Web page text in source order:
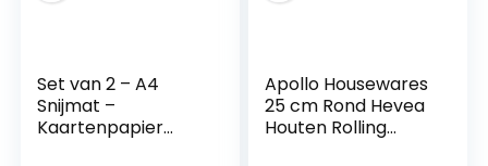
Set van 2 – A4
Snijmat –
Kaartenpapier
Apollo Housewares
25 cm Rond Hevea
Houten Rolling